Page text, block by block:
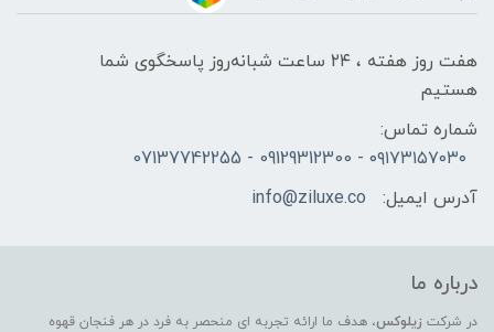
هفت روز هفته ، ۲۴ ساعت شبانه‌روز پاسخگوی شما
هستیم
شماره تماس:
۰۹۱۷۳۱۵۷۰۳۰ - 09129312300 - 07137742255
آدرس ایمیل:
info@ziluxe.co
درباره ما
در شرکت زیلوکس، هدف ما ارائه تجربه ای منحصر به فرد در هر فنجان قهوه